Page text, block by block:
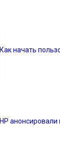
Как начать
HP